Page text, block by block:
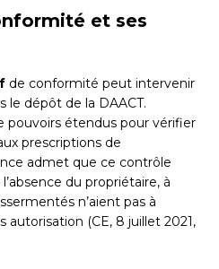
et ses
de conformité peut intervenir
le dépôt de la DAACT.
pouvoirs étendus pour vérifier
prescriptions de
admet que ce contrôle
du propriétaire, à
n’aient pas à
autorisation (CE, 8 juillet 2021,